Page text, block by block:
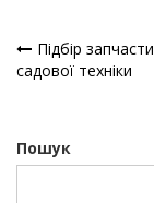
Навігація
записів
Підбір
садової техніки
Пошук